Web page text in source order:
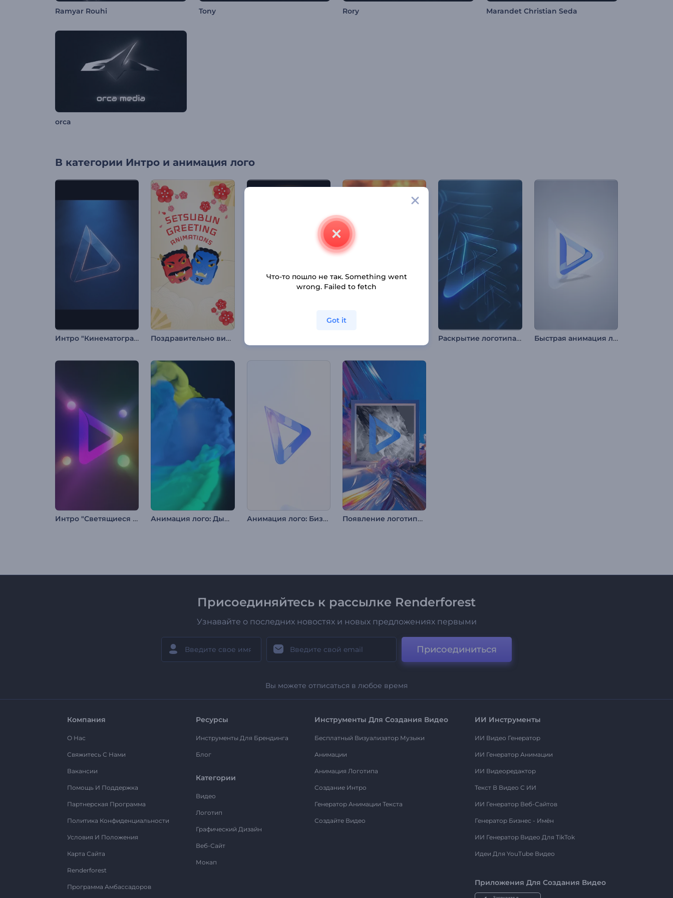
Ramyar Rouhi Tony Rory Marandet Christian Seda
orca
В категории Интро и анимация лого
Интро "Кинематографический блеск" Поздравительно видео на Сэцубун Раскрытие логотипа "Светящиеся слои" Быстрая анимация лого
Интро "Светящиеся Шары" Анимация лого: Дымчатый вихрь Анимация лого: Бизнес-минимализм Появление логотипа в пастельном стиле
Присоединяйтесь к рассылке Renderforest
Узнавайте о последних новостях и новых предложениях первыми
Присоединиться
Вы можете отписаться в любое время
Компания
О Нас
Свяжитесь С Нами
Вакансии
Помощь И Поддержка
Партнерская Программа
Политика Конфиденциальности
Условия И Положения
Карта Сайта
Renderforest
Программа Амбассадоров
Ресурсы
Инструменты Для Брендинга
Блог
Категории
Видео
Логотип
Графический Дизайн
Веб-Сайт
Мокап
Инструменты Для Создания Видео
Бесплатный Визуализатор Музыки
Анимации
Анимация Логотипа
Создание Интро
Генератор Анимации Текста
Создайте Видео
ИИ Инструменты
ИИ Видео Генератор
ИИ Генератор Анимации
ИИ Видеоредактор
Текст В Видео С ИИ
ИИ Генератор Веб-Сайтов
Генератор Бизнес - Имён
ИИ Генератор Видео Для TikTok
Идеи Для YouTube Видео
Приложения Для Создания Видео
Что-то пошло не так. Something went
wrong. Failed to fetch
Got it